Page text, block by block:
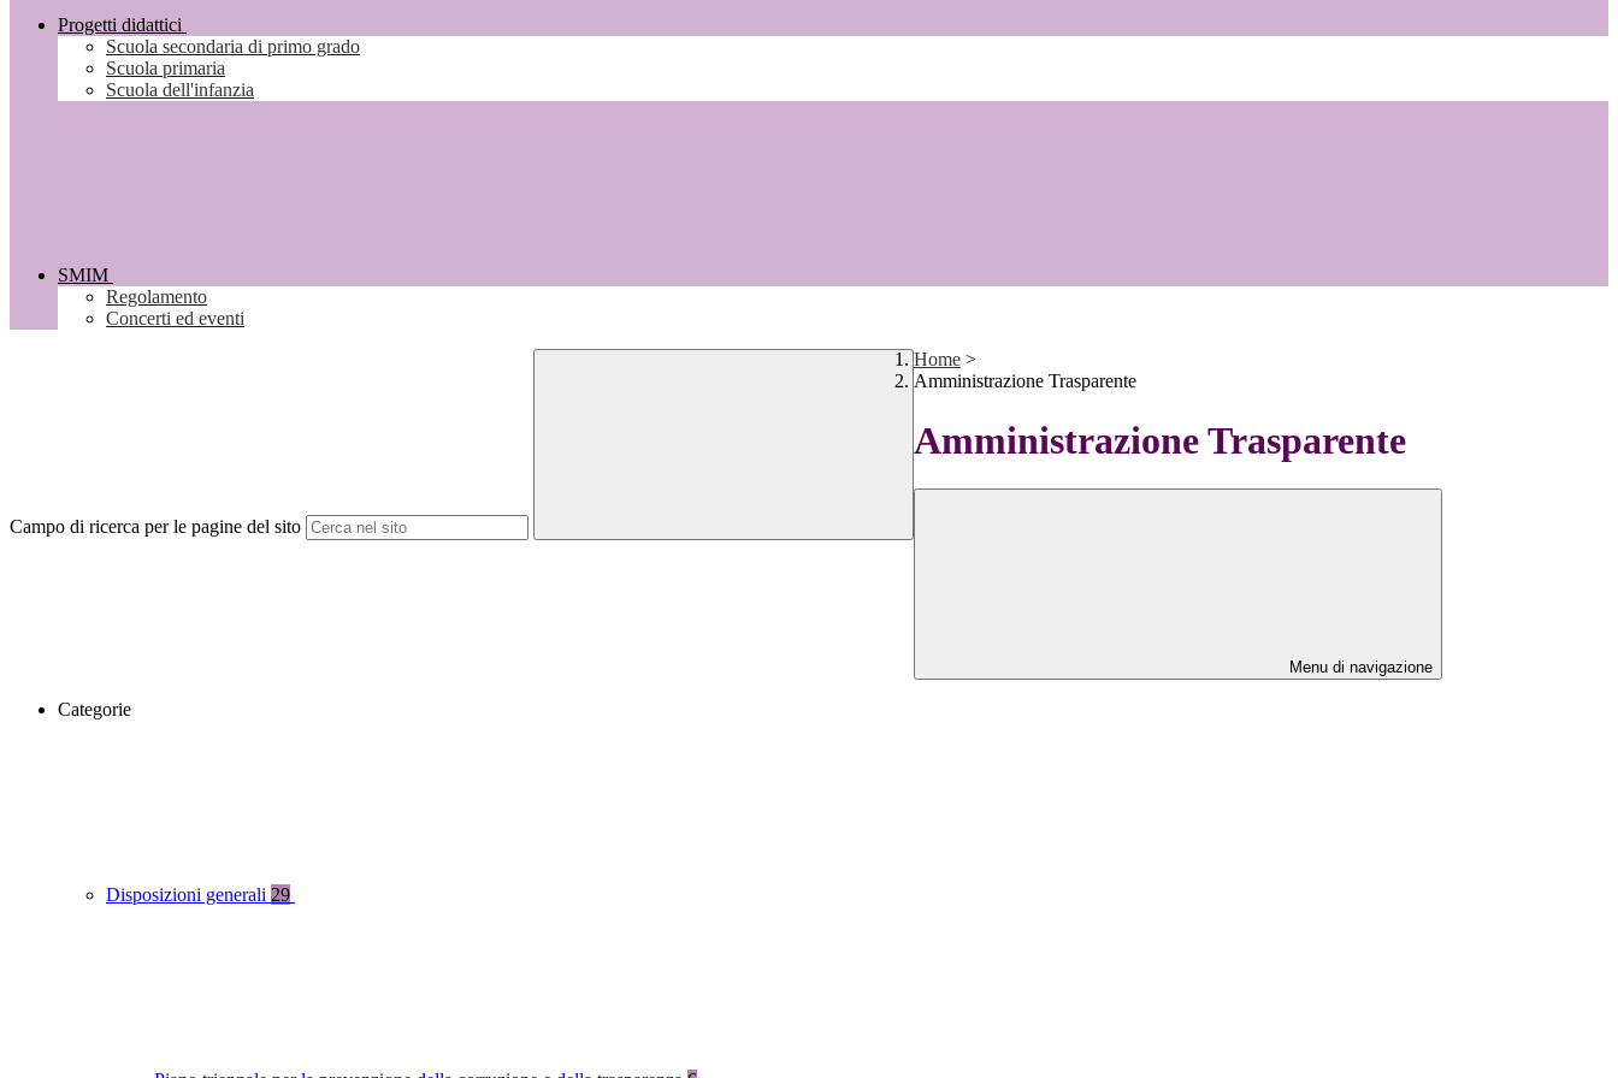
Progetti didattici
Scuola secondaria di primo grado
Scuola primaria
Scuola dell'infanzia
SMIM
Regolamento
Concerti ed eventi
Campo di ricerca per le pagine del sito
Home >
Amministrazione Trasparente
Amministrazione Trasparente
Menu di navigazione
Categorie
Disposizioni generali 29